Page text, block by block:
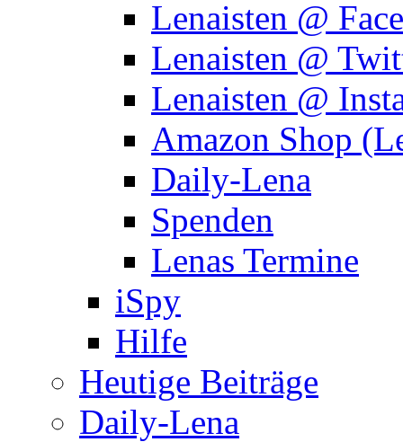
Lenaisten @
Lenaisten @
Lenaisten @
Amazon Shop
Daily-Lena
Spenden
Lenas Termine
iSpy
Hilfe
Heutige Beiträge
Daily-Lena